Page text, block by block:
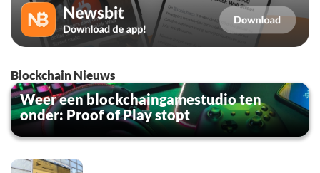
Blockchain Nieuws
Weer een blockchaingamestudio ten
onder: Proof of Play stopt